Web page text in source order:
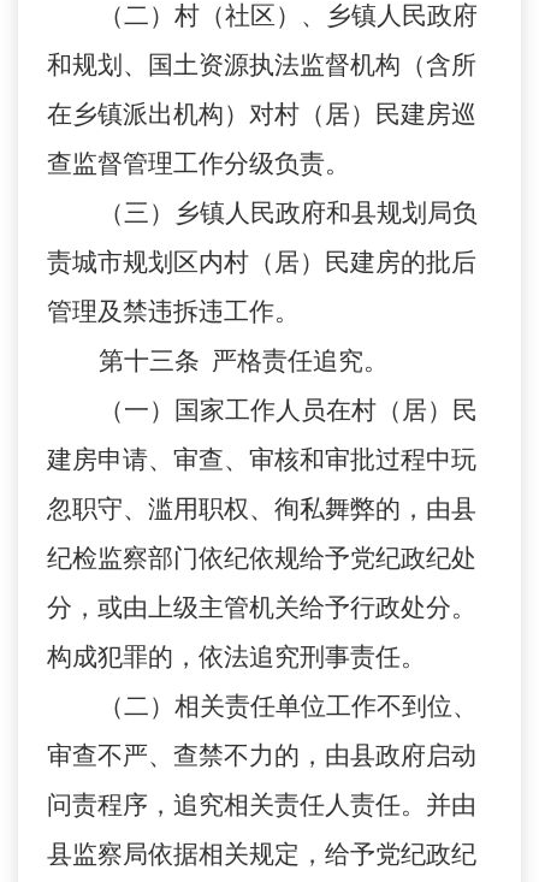
（二）村（社区）、乡镇人民政府
和规划、国土资源执法监督机构（含所
在乡镇派出机构）对村（居）民建房巡
查监督管理工作分级负责。
（三）乡镇人民政府和县规划局负
责城市规划区内村（居）民建房的批后
管理及禁违拆违工作。
第十三条 严格责任追究。
（一）国家工作人员在村（居）民
建房申请、审查、审核和审批过程中玩
忽职守、滥用职权、徇私舞弊的，由县
纪检监察部门依纪依规给予党纪政纪处
分，或由上级主管机关给予行政处分。
构成犯罪的，依法追究刑事责任。
（二）相关责任单位工作不到位、
审查不严、查禁不力的，由县政府启动
问责程序，追究相关责任人责任。并由
县监察局依据相关规定，给予党纪政纪